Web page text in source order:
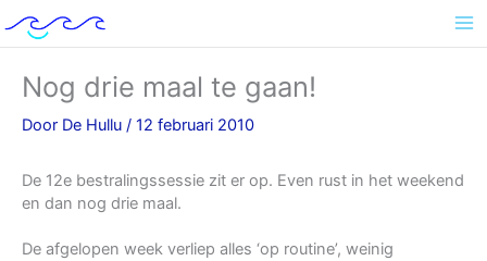
naar
inhoudNog drie maal te gaan!
Door De Hullu / 12 februari 2010
De 12e bestralingssessie zit er op. Even rust in het weekend
en dan nog drie maal.
De afgelopen week verliep alles ‘op routine’, weinig